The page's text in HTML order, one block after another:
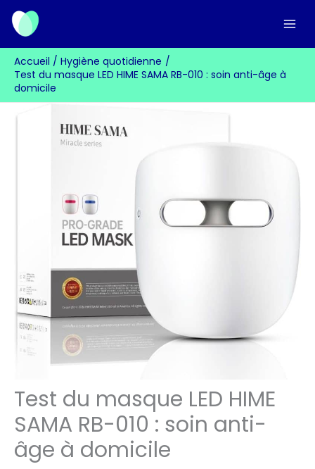
Aller
contenu
Accueil
Hygiène quotidienne
Test du masque LED HIME SAMA RB-010 : soin anti-âge à
domicile
Test du masque LED HIME
SAMA RB-010 : soin anti-
âge à domicile